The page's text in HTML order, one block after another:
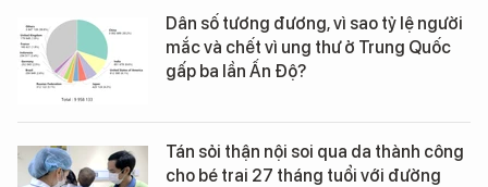
Dân số tương đương, vì sao tỷ lệ người
mắc và chết vì ung thư ở Trung Quốc
gấp ba lần Ấn Độ?
Tán sỏi thận nội soi qua da thành công
cho bé trai 27 tháng tuổi với đường